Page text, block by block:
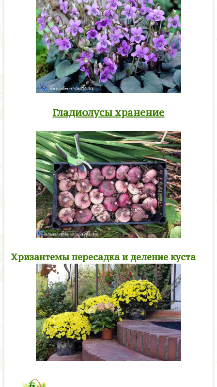
Гладиолусы хранение
Хризантемы пересадка и деление куста